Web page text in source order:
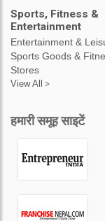
Sports, Fitness &
Entertainment
Entertainment &
Sports Goods &
Stores
View All >
हमारी समूह साइटें